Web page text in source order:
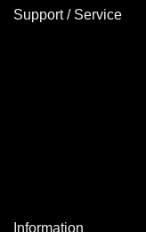
Support / Service
Information